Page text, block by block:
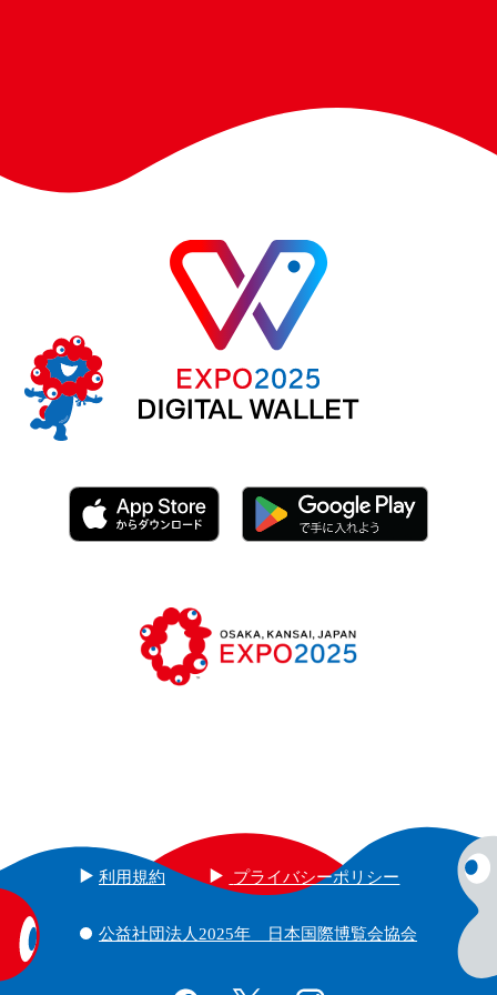
利用規約 プライバシーポリシー
公益社団法人2025年 日本国際博覧会協会